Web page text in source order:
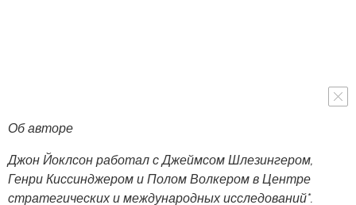
Об авторе
Джон Йоклсон работал с Джеймсом Шлезингером,
Генри Киссинджером и Полом Волкером в Центре
стратегических и международных исследований*.